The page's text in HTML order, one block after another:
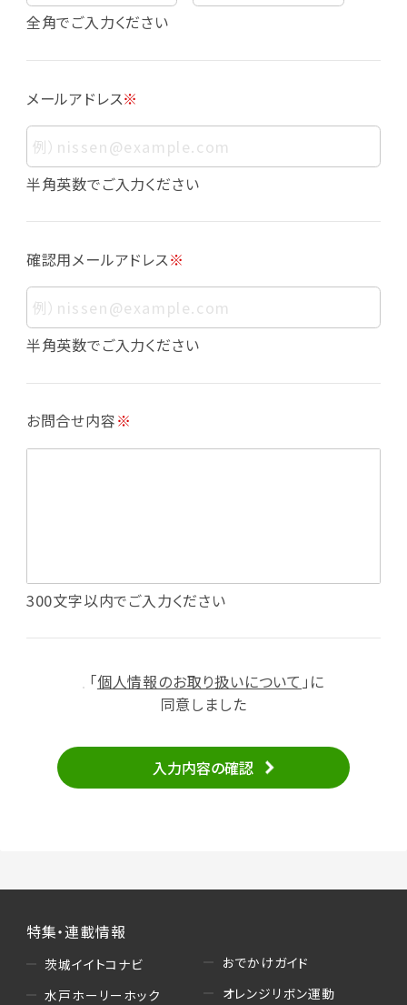
個人情報とは、お客様個人に関する情報であっ
て、当該情報を構成する氏名、住所、電話番号、
す。また、その情報のみでは識別できない場合で
も、他の情報と容易に照合することで、結果的に
お客様個人を識別できるものも個人情報に含ま
れます。
個人情報の利用目的について
下の通りであり、これらの目的達成の範囲を超
えてお客様の個人情報を利用することはありま
せん。
・会員登録者の個人認証
・会員ポイントプログラムの運営
・メールマガジンの配信
・本サービスに関する規約等の変更の通知
・投稿したクチコミ情報、写真の本サービスへの
・メールマガジン、お知らせ、広告等の配信
（2）ユーザーからのお問い合わせへの対応
せの内容確認、返答
・当サービスの品質改善
・読者プレゼント、アンケート等、当サービスが実
施するキャンペーンの抽選、当選者への連絡及
び発送 ・ユーザーの趣向や属性情報等の分析
全角でご入力ください
メールアドレス※
半角英数でご入力ください
確認用メールアドレス※
半角英数でご入力ください
お問合せ内容※
300文字以内でご入力ください
「個人情報のお取り扱いについて 」に
同意しました
入力内容の確認
特集・連載情報
茨城イイトコナビ
水戸ホーリーホック
おでかけガイド
オレンジリボン運動